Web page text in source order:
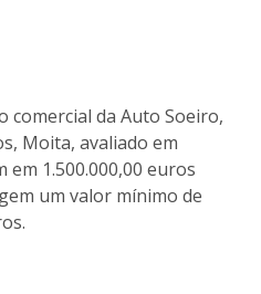
comercial da Auto Soeiro,
Moita, avaliado em
em 1.500.000,00 euros
um valor mínimo de